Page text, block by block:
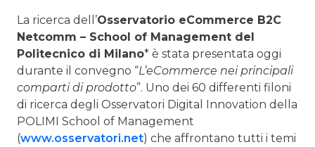
La ricerca dell’Osservatorio eCommerce B2C
Netcomm – School of Management del
Politecnico di Milano* è stata presentata oggi
durante il convegno “L’eCommerce nei principali
comparti di prodotto”. Uno dei 60 differenti filoni
di ricerca degli Osservatori Digital Innovation della
POLIMI School of Management
(www.osservatori.net) che affrontano tutti i temi